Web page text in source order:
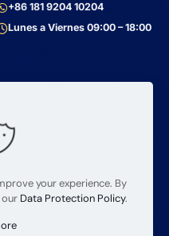
+86 181 9204 10204
Lunes a Viernes 09:00 – 18:00
Bin Jiang Xi Lu
Haizhu, Guangzhou
your experience. By
Data Protection Policy.